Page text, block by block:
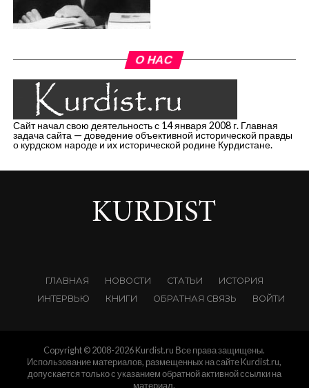
О НАС
Сайт начал свою деятельность с 14 января 2008 г. Главная
задача сайта — доведение объективной исторической правды
о курдском народе и их исторической родине Курдистане.
ГЛАВНАЯ НОВОСТИ СТАТЬИ
ИСТОРИЯ
ИНТЕРВЬЮ
КНИГИ ОБРАТНАЯ СВЯЗЬ ВОЙТИ
Copyright © 2008-2026 Kurdist.ru Все права защищены.
Использование материалов, размещенных на сайте Kurdist.ru,
допускается только с указанием обратной активной ссылки на
материал.